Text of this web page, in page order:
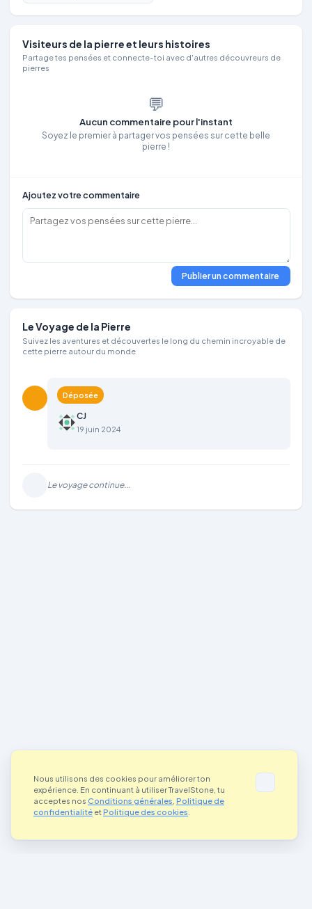
Visiteurs de la pierre et leurs histoires
Partage tes pensées et connecte-toi avec d'autres découvreurs de
pierres
💬
Aucun commentaire pour l'instant
Soyez le premier à partager vos pensées sur cette belle
pierre !
Ajoutez votre commentaire
Publier un commentaire
Le Voyage de la Pierre
Suivez les aventures et découvertes le long du chemin incroyable de
cette pierre autour du monde
Déposée
CJ
19 juin 2024
Le voyage continue...
Nous utilisons des cookies pour améliorer ton
expérience. En continuant à utiliser TravelStone, tu
acceptes nos Conditions générales Politique de
confidentialité etPolitique des cookies